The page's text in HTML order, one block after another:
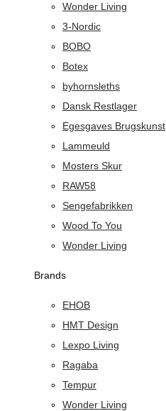
Wonder Living
3-Nordic
BOBO
Botex
byhornsleths
Dansk Restlager
Egesgaves Brugskunst
Lammeuld
Mosters Skur
RAW58
Sengefabrikken
Wood To You
Wonder Living
Brands
EHOB
HMT Design
Lexpo Living
Ragaba
Tempur
Wonder Living